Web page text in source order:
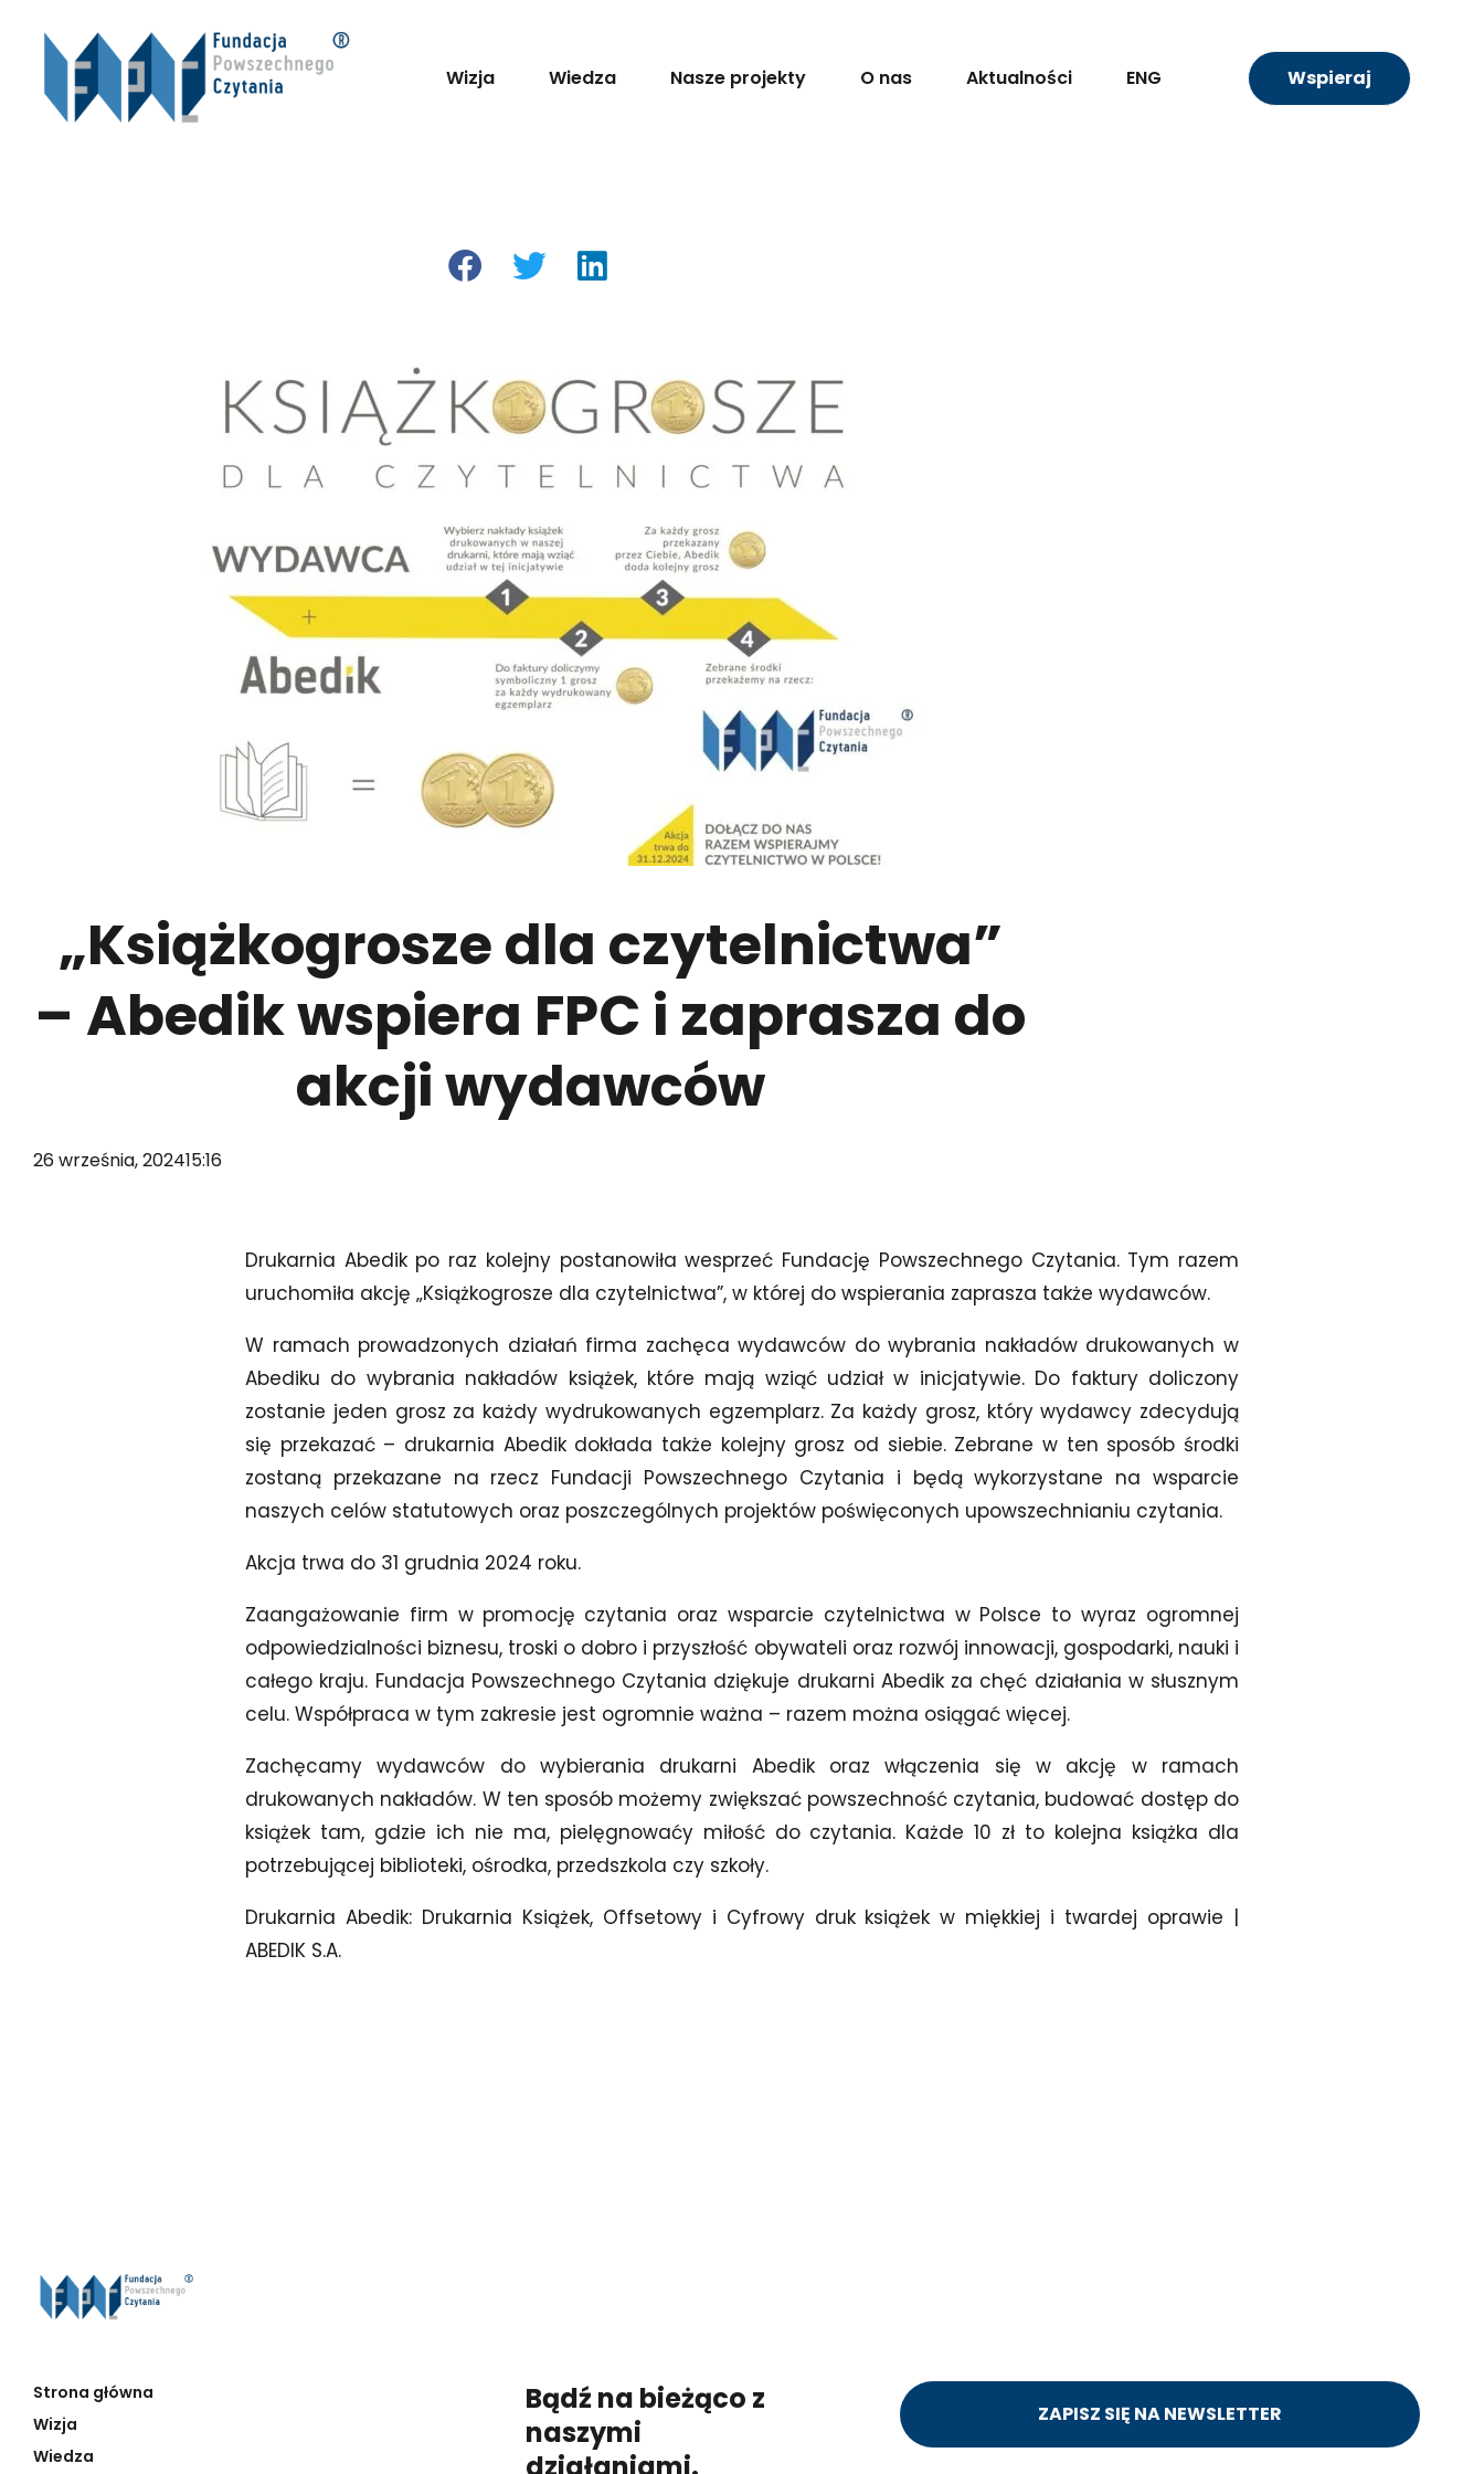
Wizja Wiedza Nasze projekty O nas Aktualności ENG Wspieraj
„Książkogrosze dla czytelnictwa”
– Abedik wspiera FPC i zaprasza do
akcji wydawców
26 września, 202415:16
Drukarnia Abedik po raz kolejny postanowiła wesprzeć Fundację Powszechnego Czytania. Tym razem
uruchomiła akcję „Książkogrosze dla czytelnictwa”, w której do wspierania zaprasza także wydawców.
W ramach prowadzonych działań firma zachęca wydawców do wybrania nakładów drukowanych w
Abediku do wybrania nakładów książek, które mają wziąć udział w inicjatywie. Do faktury doliczony
zostanie jeden grosz za każdy wydrukowanych egzemplarz. Za każdy grosz, który wydawcy zdecydują
się przekazać – drukarnia Abedik dokłada także kolejny grosz od siebie. Zebrane w ten sposób środki
zostaną przekazane na rzecz Fundacji Powszechnego Czytania i będą wykorzystane na wsparcie
naszych celów statutowych oraz poszczególnych projektów poświęconych upowszechnianiu czytania.
Akcja trwa do 31 grudnia 2024 roku.
Zaangażowanie firm w promocję czytania oraz wsparcie czytelnictwa w Polsce to wyraz ogromnej
odpowiedzialności biznesu, troski o dobro i przyszłość obywateli oraz rozwój innowacji, gospodarki, nauki i
całego kraju. Fundacja Powszechnego Czytania dziękuje drukarni Abedik za chęć działania w słusznym
celu. Współpraca w tym zakresie jest ogromnie ważna – razem można osiągać więcej.
Zachęcamy wydawców do wybierania drukarni Abedik oraz włączenia się w akcję w ramach
drukowanych nakładów. W ten sposób możemy zwiększać powszechność czytania, budować dostęp do
książek tam, gdzie ich nie ma, pielęgnowaćy miłość do czytania. Każde 10 zł to kolejna książka dla
potrzebującej biblioteki, ośrodka, przedszkola czy szkoły.
Drukarnia Abedik: Drukarnia Książek, Offsetowy i Cyfrowy druk książek w miękkiej i twardej oprawie |
ABEDIK S.A.
Strona główna
Wizja
Wiedza
Bądź na bieżąco z
naszymi
ZAPISZ SIĘ NA NEWSLETTER